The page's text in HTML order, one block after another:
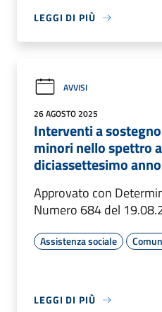
LEGGI DI PIÙ
AVVISI
26 AGOSTO 2025
Interventi a
minori nello spettro
diciassettesimo
Approvato con
Numero 684 del
Assistenza sociale
LEGGI DI PIÙ